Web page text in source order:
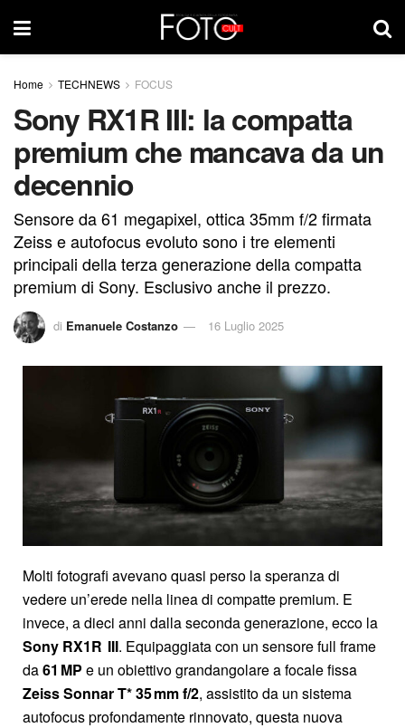
Home TECHNEWS FOCUS
Sony RX1R III: la compatta
premium che mancava da un
decennio
Sensore da 61 megapixel, ottica 35mm f/2 firmata
Zeiss e autofocus evoluto sono i tre elementi
principali della terza generazione della compatta
premium di Sony. Esclusivo anche il prezzo.
di Emanuele Costanzo 16 Luglio 2025
Molti fotografi avevano quasi perso la speranza di
vedere un’erede nella linea di compatte premium. E
invece, a dieci anni dalla seconda generazione, ecco la
Sony RX1R III. Equipaggiata con un sensore full frame
da61 MP e un obiettivo grandangolare a focale fissa
Zeiss Sonnar T* 35 mm f/2, assistito da un sistema
autofocus profondamente rinnovato, questa nuova